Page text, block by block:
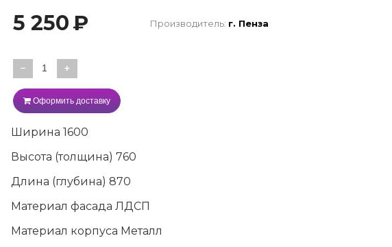
5 250₽
− +
Оформить доставку
Производитель: г. Пенза
Ширина 1600
Высота (толщина) 760
Длина (глубина) 870
Материал фасада ЛДСП
Материал корпуса Металл